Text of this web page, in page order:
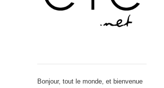
Bonjour, tout le monde, et bienvenue